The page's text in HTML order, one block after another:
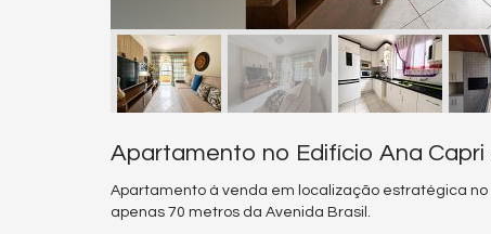
Apartamento no Edifício Ana
Apartamento à venda em localização estratégica no
apenas 70 metros da Avenida Brasil.